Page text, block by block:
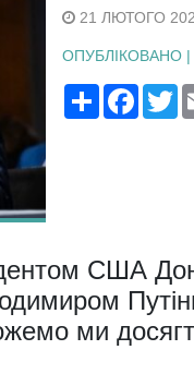
21 ЛЮТОГО
ОПУБЛІКОВАНО |
Поширити
США
ми